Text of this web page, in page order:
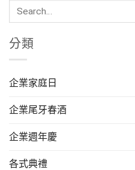
分類
企業家庭日
企業尾牙春酒
企業週年慶
各式典禮